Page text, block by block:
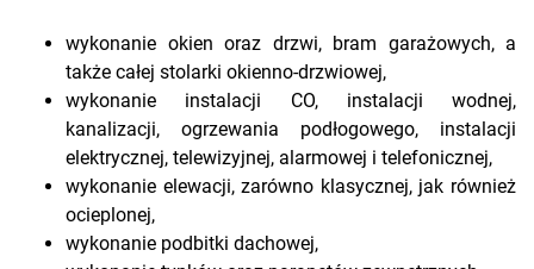
wykonanie okien oraz drzwi, bram garażowych, a
także całej stolarki okienno-drzwiowej,
wykonanie instalacji CO, instalacji wodnej,
kanalizacji, ogrzewania podłogowego, instalacji
elektrycznej, telewizyjnej, alarmowej i telefonicznej,
wykonanie elewacji, zarówno klasycznej, jak również
ocieplonej,
wykonanie podbitki dachowej,